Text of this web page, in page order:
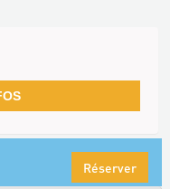
Réserver